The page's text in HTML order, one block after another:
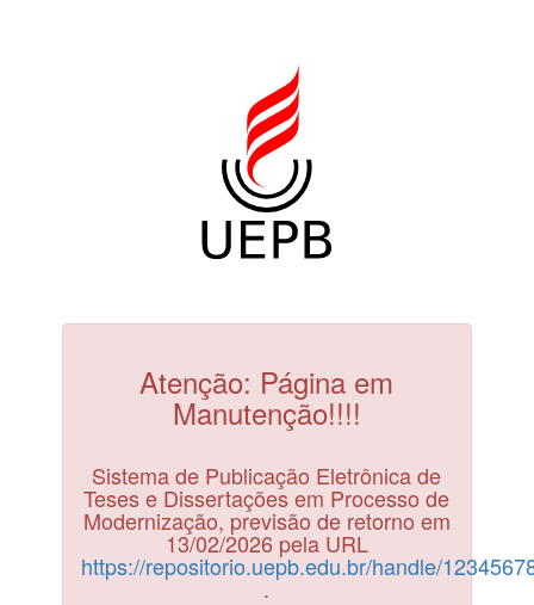
Atenção: Página em
Manutenção!!!!
Sistema de Publicação Eletrônica de
Teses e Dissertações em Processo de
Modernização, previsão de retorno em
13/02/2026 pela URL
https://repositorio.uepb.edu.br/handle/
.